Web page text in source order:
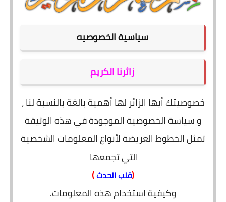
المطبخ
طبيعة
اقتصاد
سيارات
علوم وتكنولوجيا
تعليم
وظائف خالية
عروض
سياسية الخصوصيه
زائرنا الكريم
خصوصيتك أيها الزائر لها أهمية بالغة بالنسبة لنا ،
و سياسة الخصوصية الموجودة في هذه الوثيقة
تمثل الخطوط العريضة لأنواع المعلومات الشخصية
التي تجمعها
(قلب الحدث)
وكيفية استخدام هذه المعلومات.